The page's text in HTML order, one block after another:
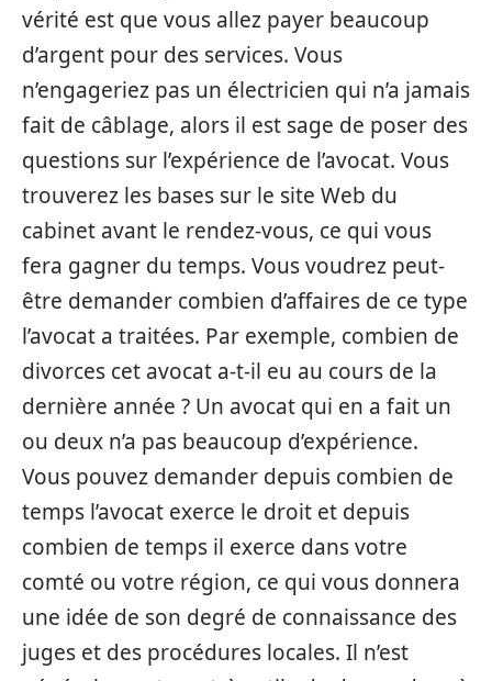
vérité est que vous allez payer beaucoup
d’argent pour des services. Vous
n’engageriez pas un électricien qui n’a jamais
fait de câblage, alors il est sage de poser des
questions sur l’expérience de l’avocat. Vous
trouverez les bases sur le site Web du
cabinet avant le rendez-vous, ce qui vous
fera gagner du temps. Vous voudrez peut-
être demander combien d’affaires de ce type
l’avocat a traitées. Par exemple, combien de
divorces cet avocat a-t-il eu au cours de la
dernière année ? Un avocat qui en a fait un
ou deux n’a pas beaucoup d’expérience.
Vous pouvez demander depuis combien de
temps l’avocat exerce le droit et depuis
combien de temps il exerce dans votre
comté ou votre région, ce qui vous donnera
une idée de son degré de connaissance des
juges et des procédures locales. Il n’est